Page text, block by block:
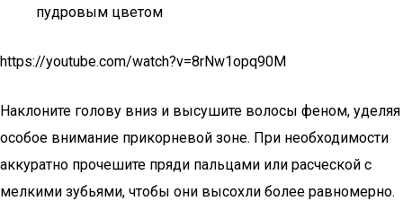
пудровым цветом
https://youtube.com/watch?v=8rNw1opq90M
Наклоните голову вниз и высушите волосы феном, уделяя
особое внимание прикорневой зоне. При необходимости
аккуратно прочешите пряди пальцами или расческой с
мелкими зубьями, чтобы они высохли более равномерно.